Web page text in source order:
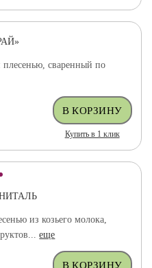
сваренный по
Купить в 1 клик
из козьего молока,
еще